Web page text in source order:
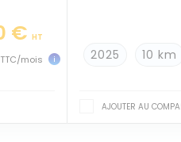
€ HT
TTC/mois 2025 10 km
AJOUTER AU